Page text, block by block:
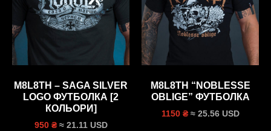
M8L8TH – SAGA SILVER
LOGO ФУТБОЛКА [2
КОЛЬОРИ]
950 ₴ ≈ 21.11 USD
M8L8TH “NOBLESSE
OBLIGE” ФУТБОЛКА
1150 ₴ ≈ 25.56 USD